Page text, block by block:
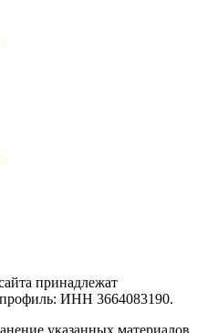
принадлежат
ИНН 3664083190.
указанных материалов